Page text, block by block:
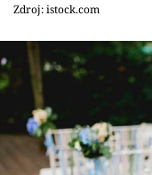
Přihlášení
Sledujte nás
Zdroj: istock.com